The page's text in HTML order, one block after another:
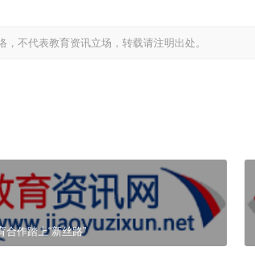
，不代表教育资讯立场，转载请注明出处。
合作踏上“新丝路”